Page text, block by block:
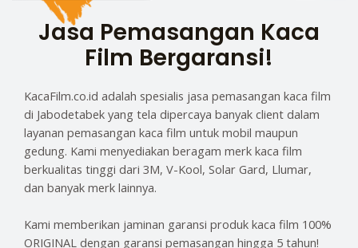
Jasa Pemasangan Kaca
Film Bergaransi!
KacaFilm.co.id adalah spesialis jasa pemasangan kaca film
di Jabodetabek yang tela dipercaya banyak client dalam
layanan pemasangan kaca film untuk mobil maupun
gedung. Kami menyediakan beragam merk kaca film
berkualitas tinggi dari 3M, V-Kool, Solar Gard, Llumar,
dan banyak merk lainnya.
Kami memberikan jaminan garansi produk kaca film 100%
ORIGINAL dengan garansi pemasangan hingga 5 tahun!